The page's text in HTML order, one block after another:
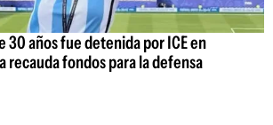
30 años fue detenida por ICE en
recauda fondos para la defensa